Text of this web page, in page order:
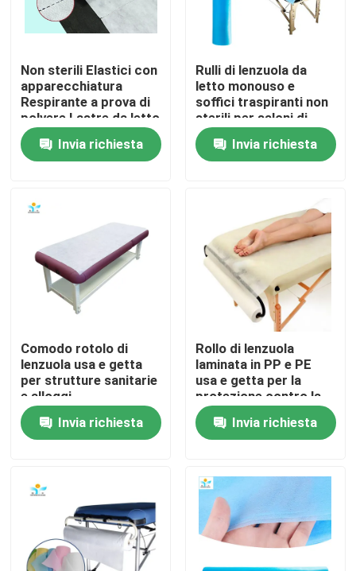
Casa
Prodotti
Circa noi
Giro della fabbrica
Controllo di qualità
Contattici
Richieda una citazione
Vestiti protettivi eliminabili
Tuta protettiva eliminabile
Non sterili Elastici con
apparecchiatura
Respirante a prova di
polvere Lastre da letto
per massaggi
Invia richiesta
Rulli di lenzuola da
letto monouso e
soffici traspiranti non
sterili per saloni di
bellezza / medici
Invia richiesta
Comodo rotolo di
lenzuola usa e getta
per strutture sanitarie
e alloggi
Invia richiesta
Rollo di lenzuola
laminata in PP e PE
usa e getta per la
protezione contro la
polvere
Invia richiesta